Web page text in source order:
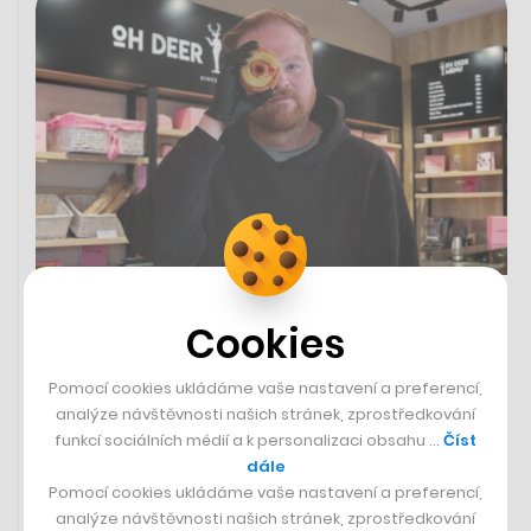
Cronutový restart. Pekárna Oh
Deer Bakery znovu otevře už na
Valentýna, přímo naproti
konkurenci
Cookies
Pomocí cookies ukládáme vaše nastavení a preferencí,
analýze návštěvnosti našich stránek, zprostředkování
funkcí sociálních médií a k personalizaci obsahu … Číst
dále
Pomocí cookies ukládáme vaše nastavení a preferencí,
analýze návštěvnosti našich stránek, zprostředkování